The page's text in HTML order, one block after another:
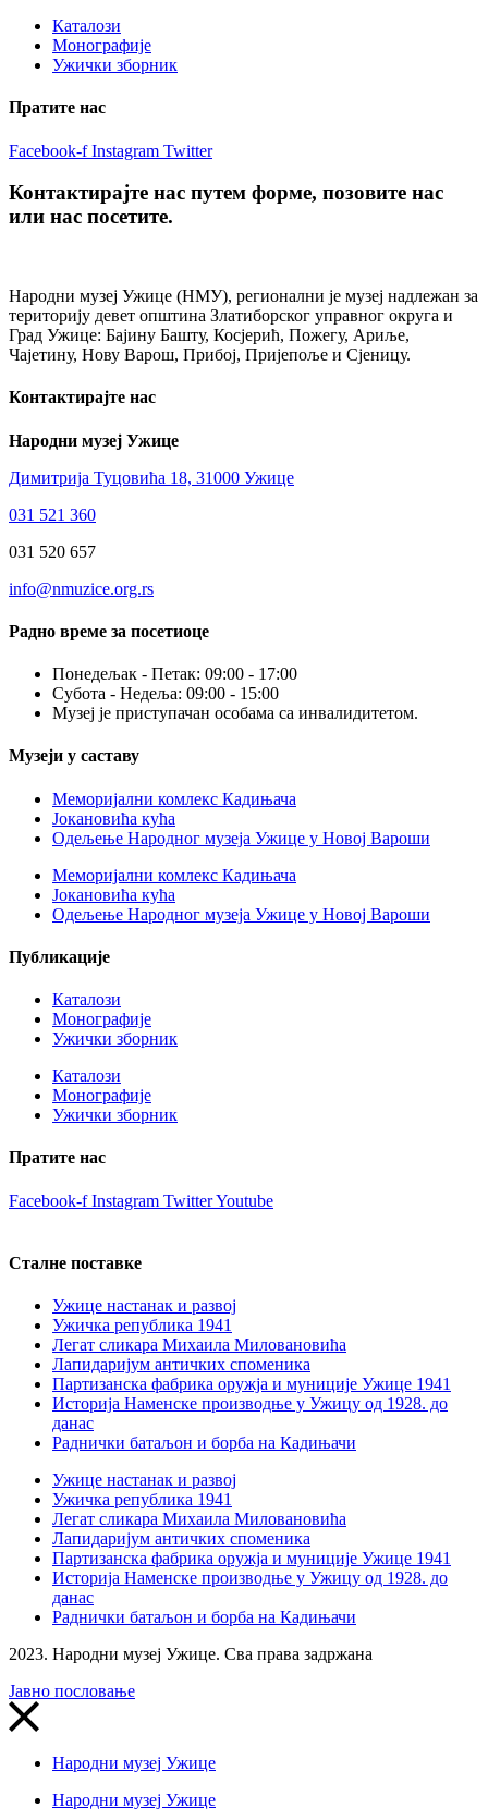
Каталози
Монографије
Ужички зборник
Пратите нас
Facebook-f Instagram Twitter
Контактирајте нас путем форме, позовите нас
или нас посетите.
Народни музеј Ужице (НМУ), регионални je музеј надлежан за
територију девет општина Златиборског управног округа и
Град Ужице: Бајину Башту, Косјерић, Пожегу, Ариље,
Чајетину, Нову Варош, Прибој, Пријепоље и Сјеницу.
Контактирајте нас
Народни музеј Ужице
Димитрија Туцовића 18, 31000 Ужице
031 521 360
031 520 657
info@nmuzice.org.rs
Радно време за посетиоце
Понедељак - Петак: 09:00 - 17:00
Субота - Недеља: 09:00 - 15:00
Музеј је приступачан особама са инвалидитетом.
Музеји у саставу
Меморијални комлекс Кадињача
Јокановића кућа
Oдељење Народног музеја Ужице у Новој Вароши
Меморијални комлекс Кадињача
Јокановића кућа
Oдељење Народног музеја Ужице у Новој Вароши
Публикације
Каталози
Монографије
Ужички зборник
Каталози
Монографије
Ужички зборник
Пратите нас
Facebook-f Instagram TwitterYoutube
Сталне поставке
Ужице настанак и развој
Ужичка република 1941
Легат сликара Михаила Миловановића
Лапидаријум античких споменика
Партизанска фабрика оружја и муниције Ужице 1941
Историја Наменске производње у Ужицу од 1928. до
данас
Раднички батаљон и борба на Кадињачи
Ужице настанак и развој
Ужичка република 1941
Легат сликара Михаила Миловановића
Лапидаријум античких споменика
Партизанска фабрика оружја и муниције Ужице 1941
Историја Наменске производње у Ужицу од 1928. до
данас
Раднички батаљон и борба на Кадињачи
2023. Народни музеј Ужице. Сва права задржана
Јавно пословање
Народни музеј Ужице
Народни музеј Ужице